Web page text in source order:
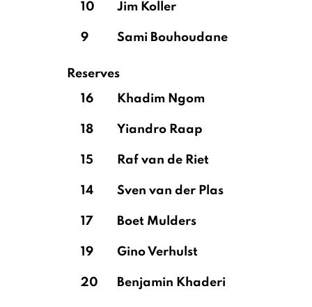
10 Jim Koller
9 Sami Bouhoudane
Reserves
16
Khadim Ngom
18 Yiandro Raap
15 Raf van de Riet
14 Sven van der Plas
17 Boet Mulders
19 Gino Verhulst
20 Benjamin Khaderi